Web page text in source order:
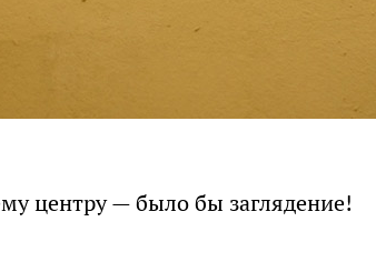
центру — было бы заглядение!